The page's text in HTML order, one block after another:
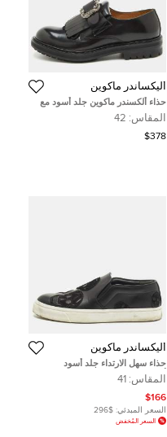
أليكساندر ماكوين
حذاء ألكسندر ماكوين جلد أسود مع
إبزيم وشراشيب ديربي مقاس 42
المقاس: 42
$378
أليكساندر ماكوين
حذاء سهل الارتداء جلد أسود
ألكسندرماكوين جمجمة مقاس 41
المقاس: 41
$166
السعر المبدئي: $296
السعر المُخفض